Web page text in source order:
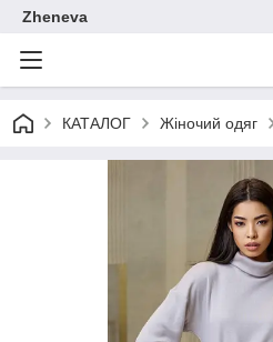
Zheneva
КАТАЛОГ Жіночий одяг